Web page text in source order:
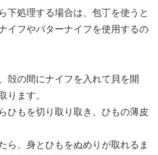
下処理する場合は、包丁を使うと
イフやバターナイフを使用するの
殻の間にナイフを入れて貝を開
ります。
ひもを切り取り取き、ひもの薄皮
ら、身とひもをぬめりが取れるま